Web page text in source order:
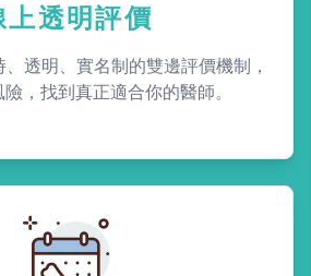
上透明評價
透明、實名制的雙邊評價機制，
，找到真正適合你的醫師。